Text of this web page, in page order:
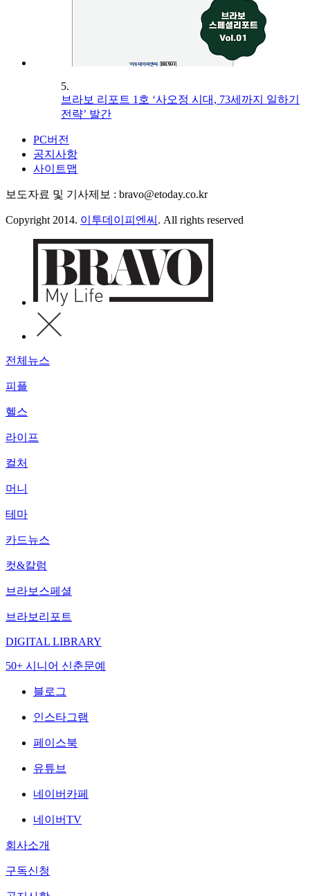
5.
브라보 리포트 1호 ‘사오정 시대, 73세까지 일하기
전략’ 발간
PC버전
공지사항
사이트맵
보도자료 및 기사제보 : bravo@etoday.co.kr
Copyright 2014. 이투데이피엔씨 . All rights reserved
전체뉴스
피플
헬스
라이프
컬처
머니
테마
카드뉴스
컷&칼럼
브라보스페셜
브라보리포트
DIGITAL LIBRARY
50+ 시니어 신춘문예
블로그
인스타그램
페이스북
유튜브
네이버카페
네이버TV
회사소개
구독신청